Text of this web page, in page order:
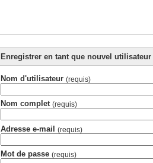
Enregistrer en tant que nouvel utilisateur
Nom d'utilisateur (requis)
Nom complet (requis)
Adresse e-mail (requis)
Mot de passe (requis)